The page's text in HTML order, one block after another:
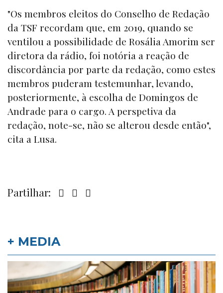
"Os membros eleitos do Conselho de Redação
da TSF recordam que, em 2019, quando se
ventilou a possibilidade de Rosália Amorim ser
diretora da rádio, foi notória a reação de
discordância por parte da redação, como estes
membros puderam testemunhar, levando,
posteriormente, à escolha de Domingos de
Andrade para o cargo. A perspetiva da
redação, note-se, não se alterou desde então",
cita a Lusa.
Partilhar:
+ MEDIA